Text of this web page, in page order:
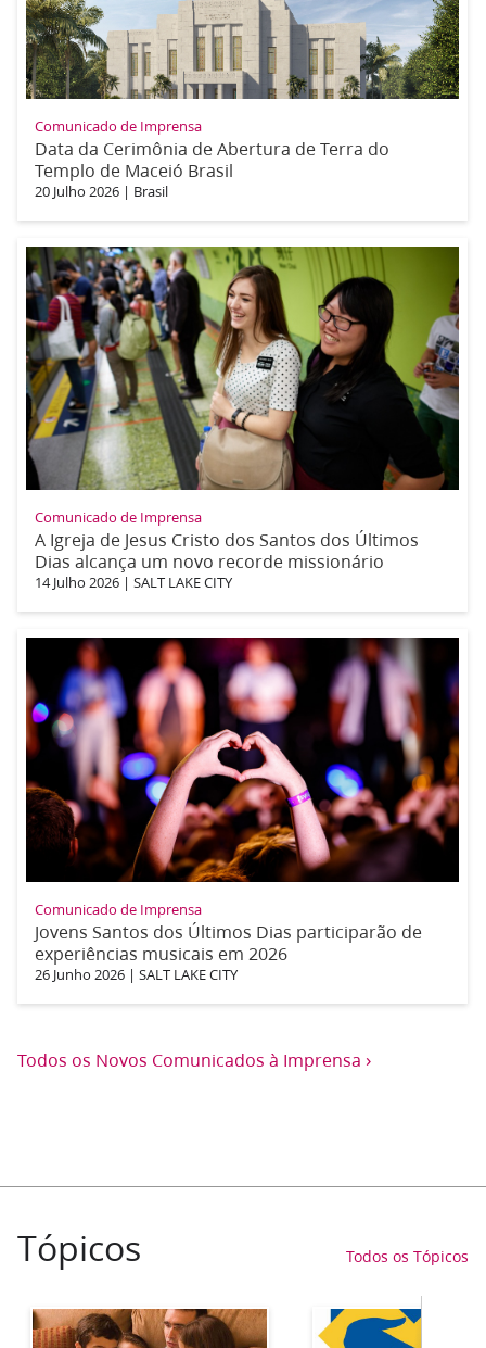
Comunicado de Imprensa
Data da Cerimônia de Abertura de Terra do
Templo de Maceió Brasil
20 Julho 2026 | Brasil
Comunicado de Imprensa
A Igreja de Jesus Cristo dos Santos dos Últimos
Dias alcança um novo recorde missionário
14 Julho 2026 | SALT LAKE CITY
Comunicado de Imprensa
Jovens Santos dos Últimos Dias participarão de
experiências musicais em 2026
26 Junho 2026 | SALT LAKE CITY
Todos os Novos Comunicados à Imprensa ›
Tópicos Todos os Tópicos